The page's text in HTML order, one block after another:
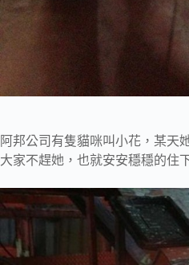
阿邦公司有隻貓咪叫小花，某天
大家不趕她，也就安安穩穩的住